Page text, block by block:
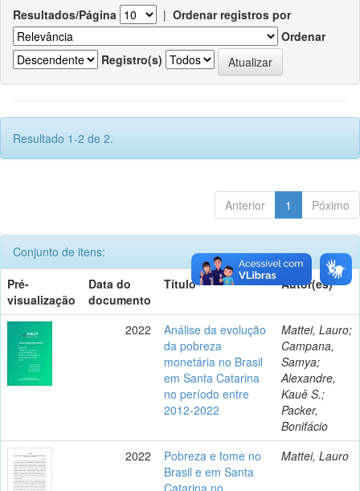
Resultados/Página | Ordenar registros por
Ordenar
Registro(s)
Resultado 1-2 de 2.
Anterior 1 Póximo
Conjunto de itens:
Pré-
visualização
Data do
documento
Título Autor(es)
2022
Análise da evolução
da pobreza
monetária no Brasil
em Santa Catarina
no período entre
2012-2022
Mattei, Lauro;
Campana,
Samya;
Alexandre,
Kauê S.;
Packer,
Bonifácio
2022
Pobreza e fome no
Brasil e em Santa
Catarina no
Mattei, Lauro